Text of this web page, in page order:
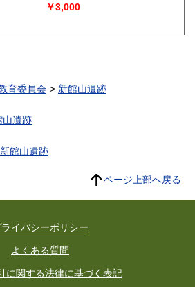
￥3,000
育委員会 新館山遺跡
山遺跡
新館山遺跡
ページ上部へ戻る
ライバシーポリシー
よくある質問
に関する法律に基づく表記